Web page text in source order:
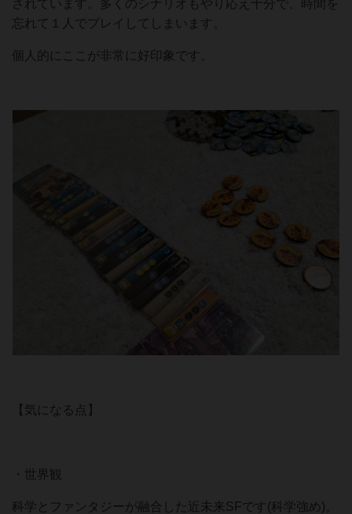
されています。多くのシナリオもやり応え十分で、時間を
忘れて１人でプレイしてしまいます。
個人的にここが非常に好印象です。
【気になる点】
・世界観
科学とファンタジーが融合した近未来SFです(科学強め)。